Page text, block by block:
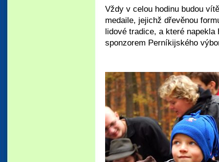
Vždy v celou hodinu budou
medaile, jejichž dřevěnou
lidové tradice, a které
sponzorem Perníkijského